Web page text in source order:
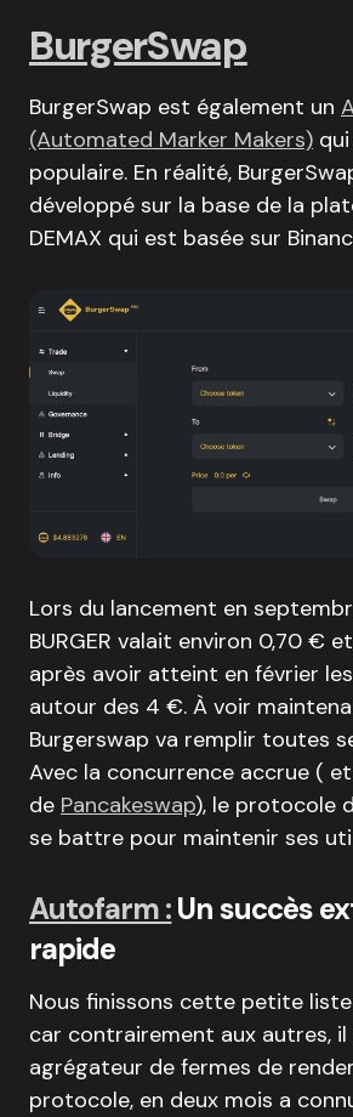
BurgerSwap
BurgerSwap est également un
(Automated Marker Makers)
populaire. En réalité,
développé sur la base de la
DEMAX qui est basée sur
Lors du lancement en
BURGER valait environ 0,70 €
après avoir atteint en février
autour des 4 €. À voir
Burgerswap va remplir toutes
Avec la concurrence accrue (
de Pancakeswap), le protocole
se battre pour maintenir ses
Autofarm :Un succès
rapide
Nous finissons cette petite
car contrairement aux autres, il
agrégateur de fermes de
protocole, en deux mois a